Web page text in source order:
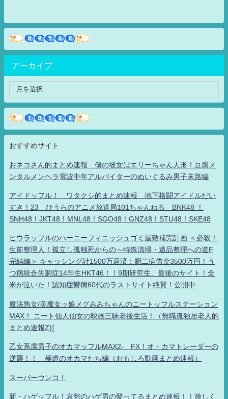
アーカイブ
おすすめサイト
おネコさん的まとめ速報 僕の彼女はエリーちゃん人形！豆腐メ
ンタルメンヘラ電波中年アルバイターのぬいぐるみ男子末路編
アイドッフル！ ワタクシ的まとめ速報 地下格闘アイドルだい
すき！23 ひうらのアニメ放送局101ちゃんねる BNK48 ！
SNH48！JKT48！MNL48！SGO48！GNZ48！STU48！SKE48
ヒウラッフルのハーニーフィニッシュゴミ屋敷補完計画 ＜必殺！
生前整理人！孤立し孤独死からの～特殊清掃・遺品整理への道F
完結編＞ キャッシング計1500万返済：厨二病借金3500万円！う
つ病統合失調症14年生HKT46！！9期研究生、最後のサイト！全
米が泣いた！認知症鬱病60代のラストサイト絶賛！公開中
魔法熟女/美魔女ッ娘メグみみちゃんのニートッフルステーション
MAX！ ニート仙人仙女の映画三昧老後生活！（無職孤独居老人的
まとめ速報Z)]
乙女系腐男子のオカマッフルMAX2- FX！オ・カマトレーダーの
逆襲！！ 極道のオカマたち編（おもしろ動画まとめ速報）
スーパーウンコ！
新・ハゲッフル！哀愁のハゲ男の髪ってるまとめ速報！！激しく